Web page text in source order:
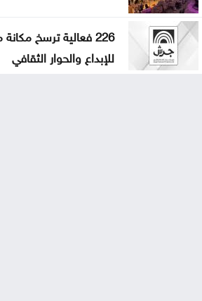
226 فعالية ترسخ
للإبداع والحوار الثقافي